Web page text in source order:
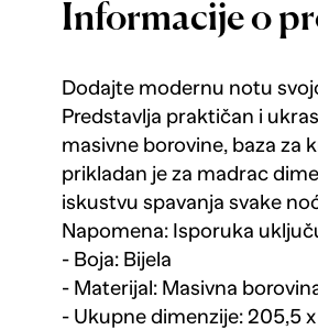
Informacije o
Dodajte modernu notu
Predstavlja praktičan i
masivne borovine, baza za
prikladan je za madrac
iskustvu spavanja svake
Napomena: Isporuka
- Boja: Bijela
- Materijal: Masivna
- Ukupne dimenzije: 205,5